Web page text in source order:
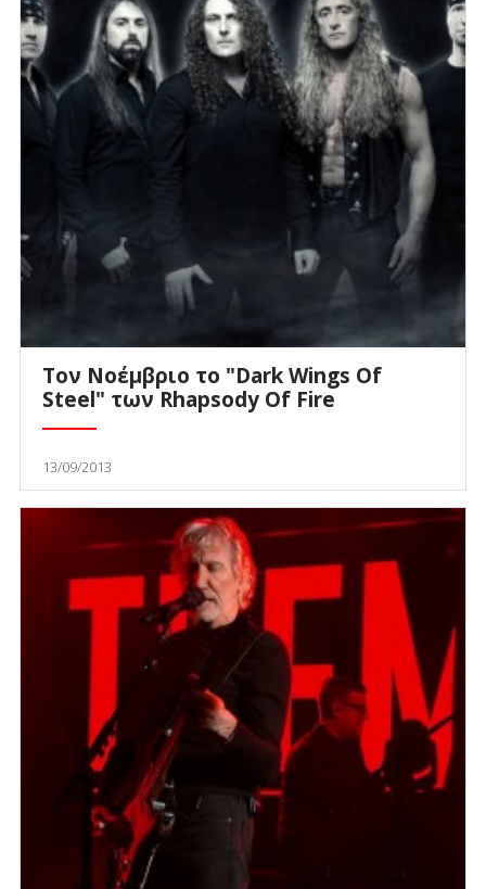
Τον Νοέμβριο το "Dark Wings Of
Steel" των Rhapsody Of Fire
13/09/2013